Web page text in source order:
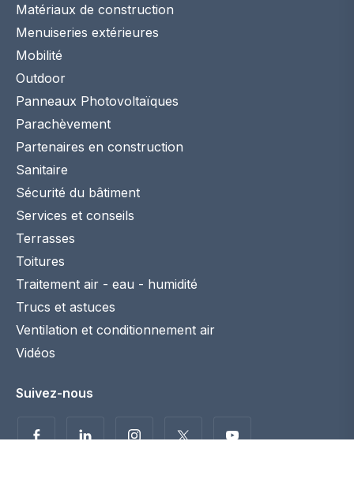
Matériaux de construction
Menuiseries extérieures
Mobilité
Outdoor
Panneaux Photovoltaïques
Parachèvement
Partenaires en construction
Sanitaire
Sécurité du bâtiment
Services et conseils
Terrasses
Toitures
Traitement air - eau - humidité
Trucs et astuces
Ventilation et conditionnement air
Vidéos
Suivez-nous